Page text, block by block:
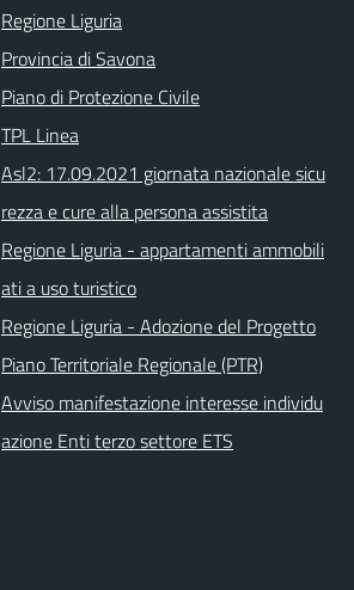
Regione Liguria
Provincia di Savona
Piano di Protezione Civile
TPL Linea
Asl2: 17.09.2021 giornata nazionale sicu
rezza e cure alla persona assistita
Regione Liguria - appartamenti ammobili
ati a uso turistico
Regione Liguria - Adozione del Progetto
Piano Territoriale Regionale (PTR)
Avviso manifestazione interesse individu
azione Enti terzo settore ETS